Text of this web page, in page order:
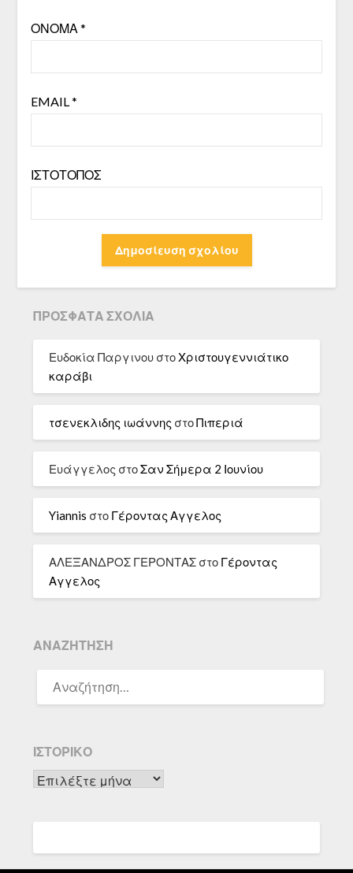
ΌΝΟΜΑ *
EMAIL*
ΙΣΤΌΤΟΠΟΣ
ΠΡΌΣΦΑΤΑ ΣΧΌΛΙΑ
Ευδοκία Παργινου στοΧριστουγεννιάτικο
καράβι
τσενεκλιδης ιωάννης στοΠιπεριά
Ευάγγελος στοΣαν Σήμερα 2 Ιουνίου
Yiannis στο Γέροντας Αγγελος
ΑΛΕΞΑΝΔΡΟΣ ΓΕΡΟΝΤΑΣ στο Γέροντας
Αγγελος
ΑΝΑΖΉΤΗΣΗ
ΓΙΑ:
ΙΣΤΟΡΙΚΌ
Ιστορικό